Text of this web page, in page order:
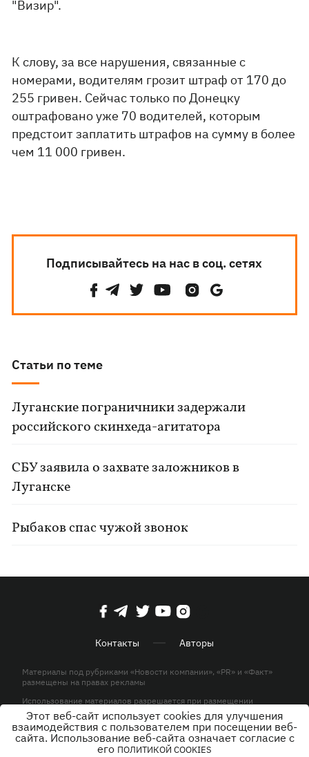
"Визир".
К слову, за все нарушения, связанные с
номерами, водителям грозит штраф от 170 до
255 гривен. Сейчас только по Донецку
оштрафовано уже 70 водителей, которым
предстоит заплатить штрафов на сумму в более
чем 11 000 гривен.
Подписывайтесь на нас в соц. сетях
Статьи по теме
Луганские пограничники задержали
российского скинхеда-агитатора
СБУ заявила о захвате заложников в
Луганске
Рыбаков спас чужой звонок
Контакты Авторы
Материалы под рубриками «Новости компании», «PR» и «Факт»
размещены на правах рекламы
Использование материалов разрешается при размещении
активной гиперссылки на KP.UA в первом абзаце.
© ООО «ЮЛАВ МЕДИА»,2026. Все права защищены.
Этот веб-сайт использует cookies для улучшения
взаимодействия с пользователем при посещении веб-
сайта. Использование веб-сайта означает согласие с
его ПОЛИТИКОЙ COOKIES